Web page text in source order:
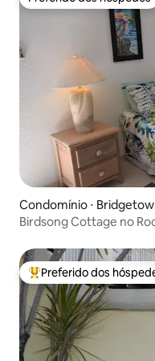
Preferido dos hóspedes
Condomínio ⋅
Birdsong Cottage no
Entre os melhores
Preferido dos